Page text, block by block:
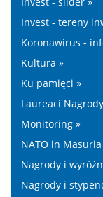
Invest - tereny
Koronawirus -
Kultura »
Ku pamięci »
Laureaci
Monitoring »
NATO in Masuria
Nagrody i
Nagrody i